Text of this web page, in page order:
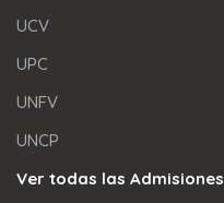
UCV
UPC
UNFV
UNCP
Ver todas las Admisiones